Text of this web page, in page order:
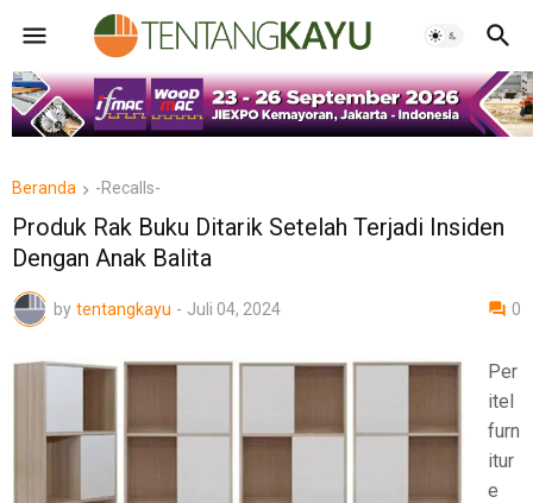
Beranda -Recalls-
Produk Rak Buku Ditarik Setelah Terjadi Insiden
Dengan Anak Balita
by tentangkayu - Juli 04, 2024 0
Per
itel
furn
itur
e